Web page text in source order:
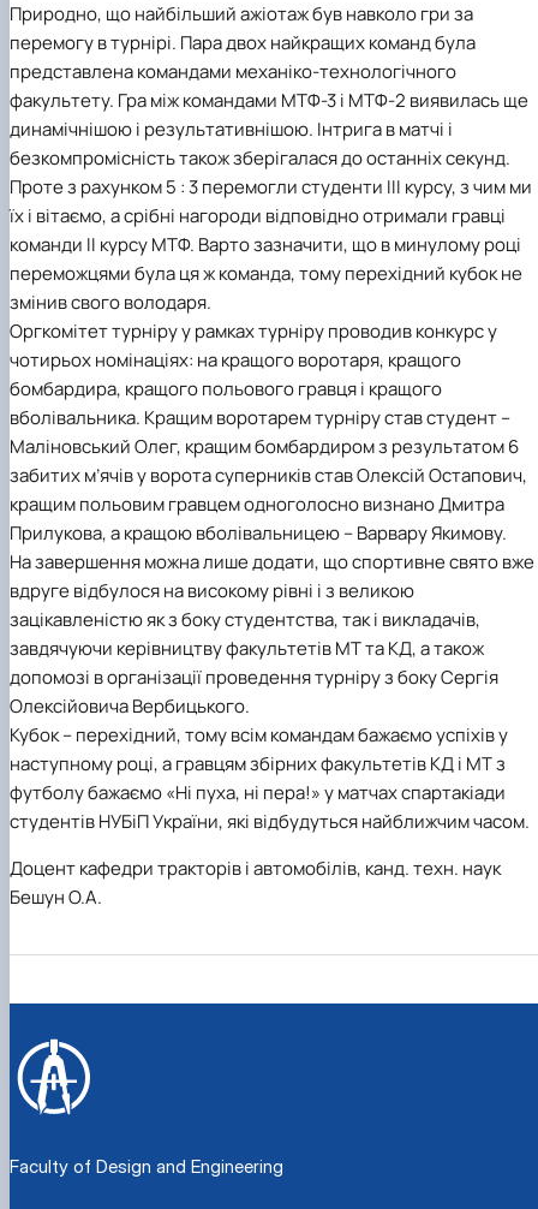
Природно, що найбільший ажіотаж був навколо гри за
перемогу в турнірі. Пара двох найкращих команд була
представлена командами механіко-технологічного
факультету. Гра між командами МТФ-3 і МТФ-2 виявилась ще
динамічнішою і результативнішою. Інтрига в матчі і
безкомпромісність також зберігалася до останніх секунд.
Проте з рахунком 5 : 3 перемогли студенти ІІІ курсу, з чим ми
їх і вітаємо, а срібні нагороди відповідно отримали гравці
команди ІІ курсу МТФ. Варто зазначити, що в минулому році
переможцями була ця ж команда, тому перехідний кубок не
змінив свого володаря.
Оргкомітет турніру у рамках турніру проводив конкурс у
чотирьох номінаціях: на кращого воротаря, кращого
бомбардира, кращого польового гравця і кращого
вболівальника. Кращим воротарем турніру став студент –
Маліновський Олег, кращим бомбардиром з результатом 6
забитих м’ячів у ворота суперників став Олексій Остапович,
кращим польовим гравцем одноголосно визнано Дмитра
Прилукова, а кращою вболівальницею – Варвару Якимову.
На завершення можна лише додати, що спортивне свято вже
вдруге відбулося на високому рівні і з великою
зацікавленістю як з боку студентства, так і викладачів,
завдячуючи керівництву факультетів МТ та КД, а також
допомозі в організації проведення турніру з боку Сергія
Олексійовича Вербицького.
Кубок – перехідний, тому всім командам бажаємо успіхів у
наступному році, а гравцям збірних факультетів КД і МТ з
футболу бажаємо «Ні пуха, ні пера!» у матчах спартакіади
студентів НУБіП України, які відбудуться найближчим часом.
Доцент кафедри тракторів і автомобілів, канд. техн. наук
Бешун О.А.
Faculty of Design and Engineering